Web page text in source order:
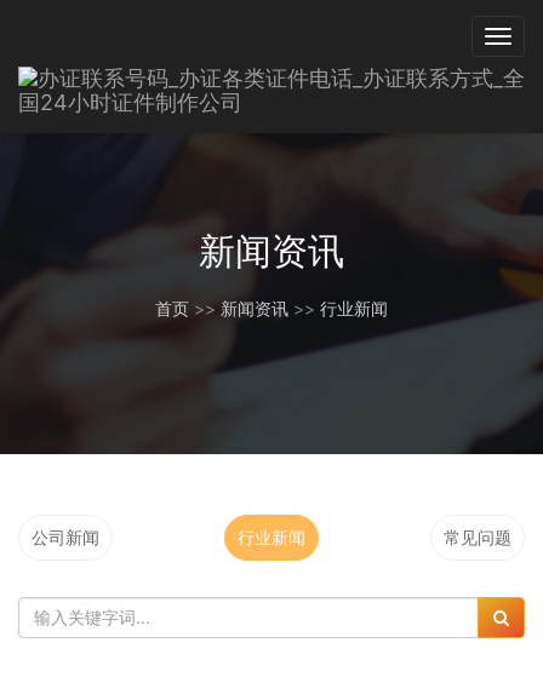
新闻资讯
首页 >> 新闻资讯 >> 行业新闻
公司新闻 行业新闻 常见问题